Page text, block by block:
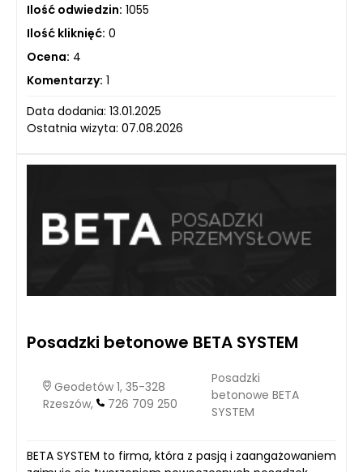
Ilość odwiedzin: 1055
Ilość kliknięć: 0
Ocena: 4
Komentarzy: 1
Data dodania: 13.01.2025
Ostatnia wizyta: 07.08.2026
Posadzki betonowe BETA SYSTEM
Geodetów 1, 35-328
Rzeszów,
726 709 250
Posadzki
betonowe BETA
SYSTEM
BETA SYSTEM to firma, która z pasją i zaangażowaniem